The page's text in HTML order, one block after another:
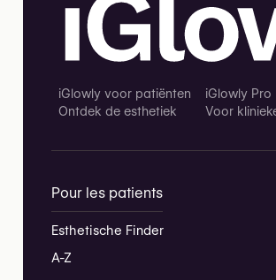
iGlowly voor patiënten
Ontdek de esthetiek
iGlowly Pro
Voor
Pour les patients
Esthetische Finder
A-Z